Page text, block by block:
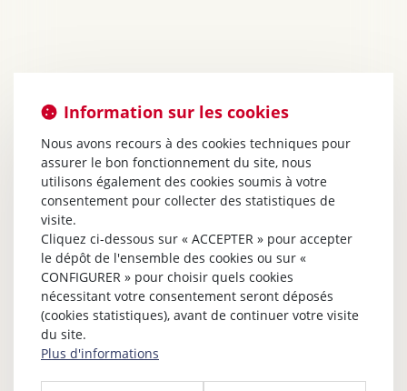
Information sur les cookies
Nous avons recours à des cookies techniques pour
assurer le bon fonctionnement du site, nous
utilisons également des cookies soumis à votre
consentement pour collecter des statistiques de
visite.
Cliquez ci-dessous sur « ACCEPTER » pour accepter
le dépôt de l'ensemble des cookies ou sur «
CONFIGURER » pour choisir quels cookies
nécessitant votre consentement seront déposés
(cookies statistiques), avant de continuer votre visite
du site.
Plus d'informations